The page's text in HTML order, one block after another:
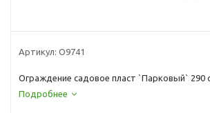
Артикул: О9741
Ограждение садовое пласт `Парковый` 290
Подробнее